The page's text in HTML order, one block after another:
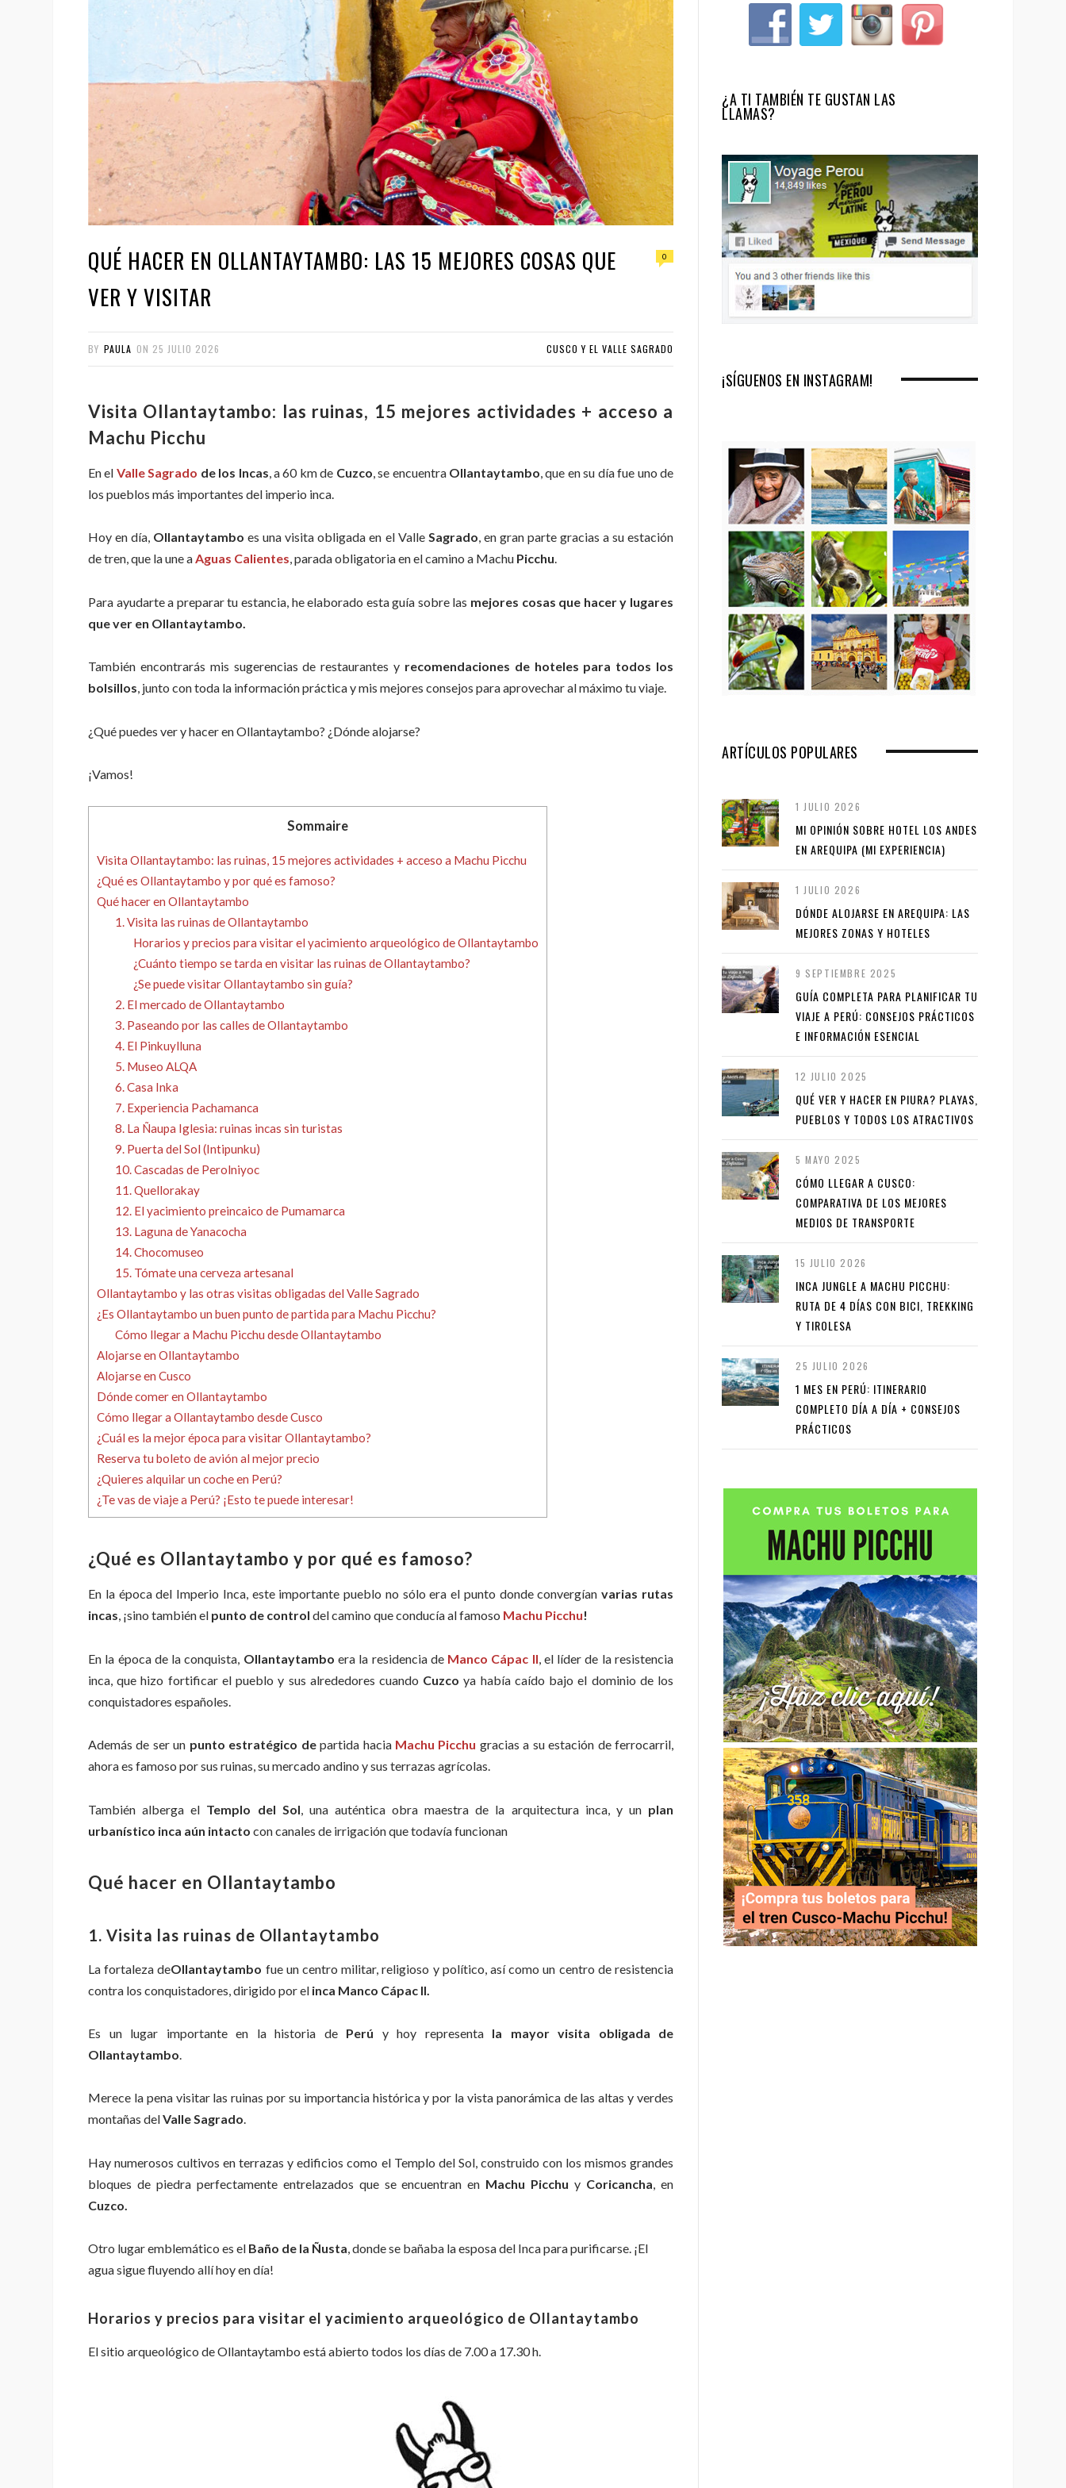
QUÉ HACER EN OLLANTAYTAMBO: LAS 15 MEJORES COSAS QUE
VER Y VISITAR
0
BY PAULA ON 25 JULIO 2026 CUSCO Y EL VALLE SAGRADO
Visita Ollantaytambo: las ruinas, 15 mejores actividades + acceso a
Machu Picchu
En el Valle Sagrado de los Incas, a 60 km de Cuzco, se encuentra Ollantaytambo, que en su día fue uno de
los pueblos más importantes del imperio inca.
Hoy en día, Ollantaytambo es una visita obligada en el Valle Sagrado, en gran parte gracias a su estación
de tren, que la une aAguas Calientes, parada obligatoria en el camino a Machu Picchu.
Para ayudarte a preparar tu estancia, he elaborado esta guía sobre las mejores cosas que hacer y lugares
que ver en Ollantaytambo.
También encontrarás mis sugerencias de restaurantes y recomendaciones de hoteles para todos los
bolsillos, junto con toda la información práctica y mis mejores consejos para aprovechar al máximo tu viaje.
¿Qué puedes ver y hacer en Ollantaytambo? ¿Dónde alojarse?
¡Vamos!
Sommaire
Visita Ollantaytambo: las ruinas, 15 mejores actividades + acceso a Machu Picchu
¿Qué es Ollantaytambo y por qué es famoso?
Qué hacer en Ollantaytambo
1. Visita las ruinas de Ollantaytambo
Horarios y precios para visitar el yacimiento arqueológico de Ollantaytambo
¿Cuánto tiempo se tarda en visitar las ruinas de Ollantaytambo?
¿Se puede visitar Ollantaytambo sin guía?
2. El mercado de Ollantaytambo
3. Paseando por las calles de Ollantaytambo
4. El Pinkuylluna
5. Museo ALQA
6. Casa Inka
7. Experiencia Pachamanca
8. La Ñaupa Iglesia: ruinas incas sin turistas
9. Puerta del Sol (Intipunku)
10. Cascadas de Perolniyoc
11. Quellorakay
12. El yacimiento preincaico de Pumamarca
13. Laguna de Yanacocha
14. Chocomuseo
15. Tómate una cerveza artesanal
Ollantaytambo y las otras visitas obligadas del Valle Sagrado
¿Es Ollantaytambo un buen punto de partida para Machu Picchu?
Cómo llegar a Machu Picchu desde Ollantaytambo
Alojarse en Ollantaytambo
Alojarse en Cusco
Dónde comer en Ollantaytambo
Cómo llegar a Ollantaytambo desde Cusco
¿Cuál es la mejor época para visitar Ollantaytambo?
Reserva tu boleto de avión al mejor precio
¿Quieres alquilar un coche en Perú?
¿Te vas de viaje a Perú? ¡Esto te puede interesar!
¿Qué es Ollantaytambo y por qué es famoso?
En la época del Imperio Inca, este importante pueblo no sólo era el punto donde convergíanvarias rutas
incas, ¡sino también el punto de control del camino que conducía al famoso Machu Picchu!
En la época de la conquista, Ollantaytambo era la residencia de Manco Cápac II , el líder de la resistencia
inca, que hizo fortificar el pueblo y sus alrededores cuando Cuzco ya había caído bajo el dominio de los
conquistadores españoles.
Además de ser un punto estratégico departida hacia Machu Picchu gracias a su estación de ferrocarril,
ahora es famoso por sus ruinas, su mercado andino y sus terrazas agrícolas.
También alberga el Templo del Sol , una auténtica obra maestra de la arquitectura inca, y un plan
urbanístico inca aún intacto con canales de irrigación que todavía funcionan
Qué hacer en Ollantaytambo
1. Visita las ruinas de Ollantaytambo
La fortaleza deOllantaytambo fue un centro militar, religioso y político, así como un centro de resistencia
contra los conquistadores, dirigido por el inca Manco Cápac II.
Es un lugar importante en la historia de Perú y hoy representa la mayor visita obligada de
Ollantaytambo.
Merece la pena visitar las ruinas por su importancia histórica y por la vista panorámica de las altas y verdes
montañas delValle Sagrado.
Hay numerosos cultivos en terrazas y edificios como el Templo del Sol, construido con los mismos grandes
bloques de piedra perfectamente entrelazados que se encuentran en Machu Picchu y Coricancha, en
Cuzco.
Otro lugar emblemático es el Baño de la Ñusta, donde se bañaba la esposa del Inca para purificarse. ¡El
agua sigue fluyendo allí hoy en día!
Horarios y precios para visitar el yacimiento arqueológico de Ollantaytambo
El sitio arqueológico de Ollantaytambo está abierto todos los días de 7.00 a 17.30 h.
¿A TI TAMBIÉN TE GUSTAN LAS
LLAMAS?
¡SÍGUENOS EN INSTAGRAM!
ARTÍCULOS POPULARES
1 JULIO 2026
MI OPINIÓN SOBRE HOTEL LOS ANDES
EN AREQUIPA (MI EXPERIENCIA)
1 JULIO 2026
DÓNDE ALOJARSE EN AREQUIPA: LAS
MEJORES ZONAS Y HOTELES
9 SEPTIEMBRE 2025
GUÍA COMPLETA PARA PLANIFICAR TU
VIAJE A PERÚ: CONSEJOS PRÁCTICOS
E INFORMACIÓN ESENCIAL
12 JULIO 2025
QUÉ VER Y HACER EN PIURA? PLAYAS,
PUEBLOS Y TODOS LOS ATRACTIVOS
5 MAYO 2025
CÓMO LLEGAR A CUSCO:
COMPARATIVA DE LOS MEJORES
MEDIOS DE TRANSPORTE
15 JULIO 2026
INCA JUNGLE A MACHU PICCHU:
RUTA DE 4 DÍAS CON BICI, TREKKING
Y TIROLESA
25 JULIO 2026
1 MES EN PERÚ: ITINERARIO
COMPLETO DÍA A DÍA + CONSEJOS
PRÁCTICOS